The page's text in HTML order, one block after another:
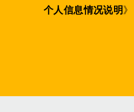
个人信息情况说明》